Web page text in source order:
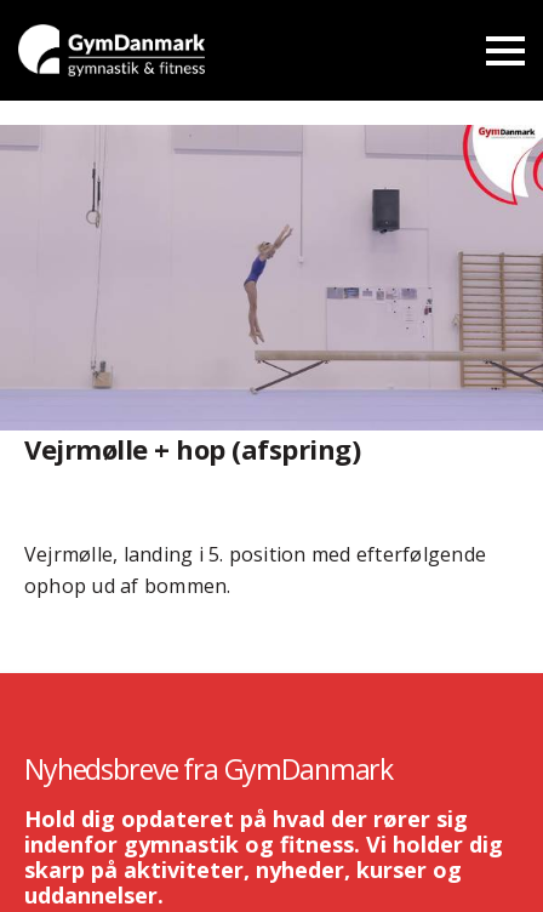
Vejrmølle + hop (afspring)
Vejrmølle, landing i 5. position med efterfølgende
ophop ud af bommen.
Nyhedsbreve fra GymDanmark
Hold dig opdateret på hvad der rører sig
indenfor gymnastik og fitness. Vi holder dig
skarp på aktiviteter, nyheder, kurser og
uddannelser.